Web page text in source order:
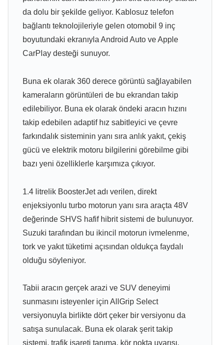
da dolu bir şekilde geliyor. Kablosuz telefon
bağlantı teknolojileriyle gelen otomobil 9 inç
boyutundaki ekranıyla Android Auto ve Apple
CarPlay desteği sunuyor.
Buna ek olarak 360 derece görüntü sağlayabilen
kameraların görüntüleri de bu ekrandan takip
edilebiliyor. Buna ek olarak öndeki aracın hızını
takip edebilen adaptif hız sabitleyici ve çevre
farkındalık sisteminin yanı sıra anlık yakıt, çekiş
gücü ve elektrik motoru bilgilerini görebilme gibi
bazı yeni özelliklerle karşımıza çıkıyor.
1.4 litrelik BoosterJet adı verilen, direkt
enjeksiyonlu turbo motorun yanı sıra araçta 48V
değerinde SHVS hafif hibrit sistemi de bulunuyor.
Suzuki tarafından bu ikincil motorun ivmelenme,
tork ve yakıt tüketimi açısından oldukça faydalı
olduğu söyleniyor.
Tabii aracın gerçek arazi ve SUV deneyimi
sunmasını isteyenler için AllGrip Select
versiyonuyla birlikte dört çeker bir versiyonu da
satışa sunulacak. Buna ek olarak şerit takip
sistemi, trafik işareti tanıma, kör nokta uyarısı,